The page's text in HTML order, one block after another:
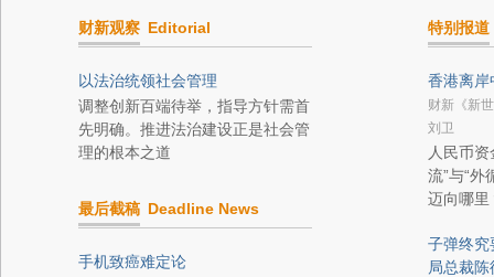
财新观察 Editorial
以法治统领社会管理
调整创新百端待举，指导方针需首
先明确。推进法治建设正是社会管
理的根本之道
最后截稿 Deadline News
手机致癌难定论
特别报道
香港离岸
财新《新
刘卫
人民币
流”与“外
迈向哪里
子弹终
局总裁陈